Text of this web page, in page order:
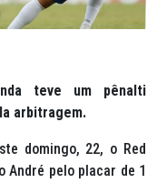
teve um pênalti
arbitragem.
domingo, 22, o Red
André pelo placar de 1